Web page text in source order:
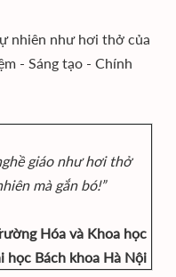
nhiên như hơi thở của
- Sáng tạo - Chính
giáo như hơi thở
mà gắn bó!”
Hóa và Khoa học
học Bách khoa Hà Nội